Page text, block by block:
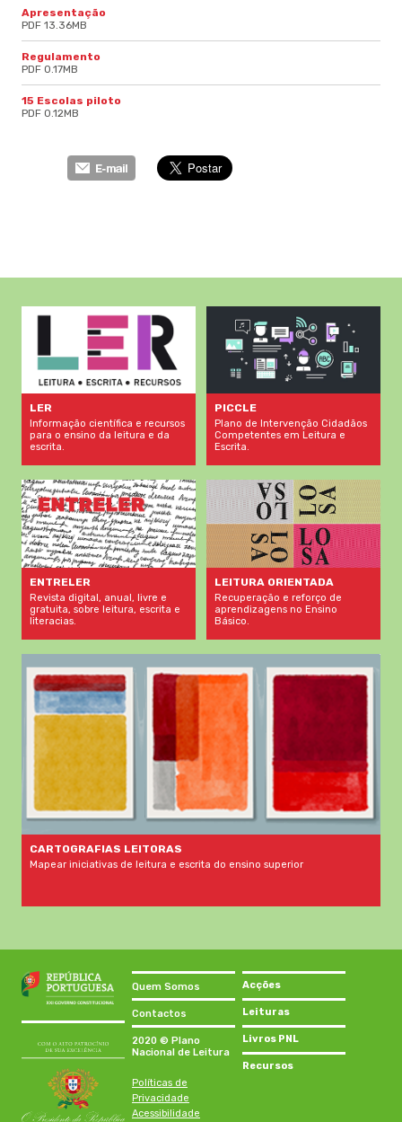
Apresentação
PDF 13.36MB
Regulamento
PDF 0.17MB
15 Escolas piloto
PDF 0.12MB
LER
Informação científica e recursos
para o ensino da leitura e da
escrita.
PICCLE
Plano de Intervenção Cidadãos
Competentes em Leitura e
Escrita.
ENTRELER
Revista digital, anual, livre e
gratuita, sobre leitura, escrita e
literacias.
LEITURA ORIENTADA
Recuperação e reforço de
aprendizagens no Ensino
Básico.
CARTOGRAFIAS LEITORAS
Mapear iniciativas de leitura e escrita do ensino superior
Quem Somos
Contactos
2020 © Plano
Nacional de Leitura
Políticas de
Privacidade
Acessibilidade
Acções
Leituras
Livros PNL
Recursos